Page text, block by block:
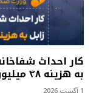
کار احداث
به هزینه ۴۸ میلیون افغانی آغاز شد
1 آگست 2026